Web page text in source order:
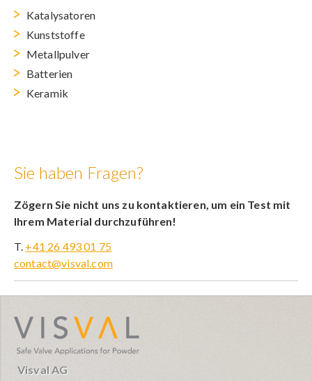
Katalysatoren
Kunststoffe
Metallpulver
Batterien
Keramik
Sie haben Fragen?
Zögern Sie nicht uns zu kontaktieren, um ein Test mit
Ihrem Material durchzuführen!
T. +41 26 493 01 75
contact@visval.com
Visval AG